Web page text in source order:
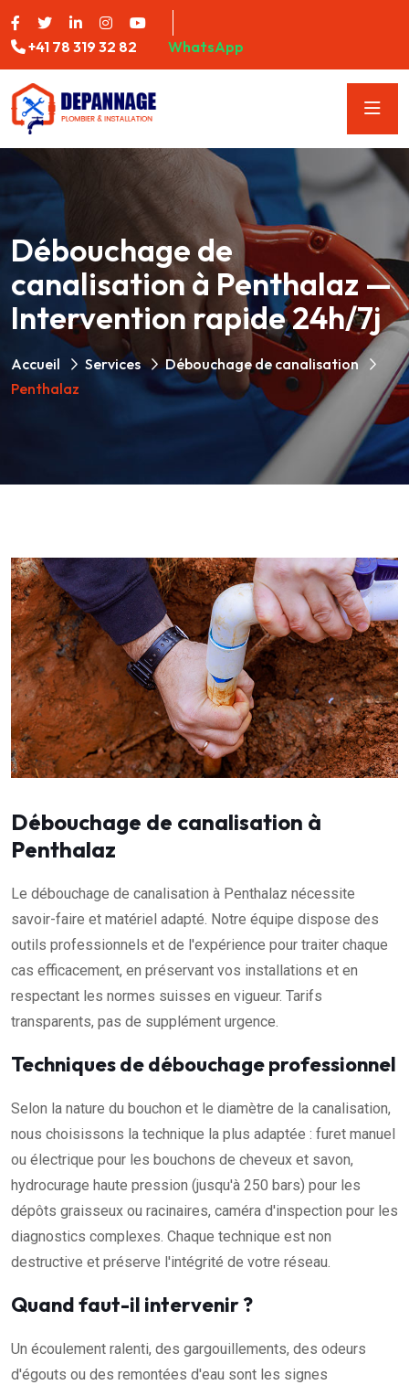
+41 78 319 32 82 WhatsApp
Débouchage de
canalisation à Penthalaz —
Intervention rapide 24h/7j
Accueil Services
Débouchage de canalisation
Penthalaz
Débouchage de canalisation à
Penthalaz
Le débouchage de canalisation à Penthalaz nécessite
savoir-faire et matériel adapté. Notre équipe dispose des
outils professionnels et de l'expérience pour traiter chaque
cas efficacement, en préservant vos installations et en
respectant les normes suisses en vigueur. Tarifs
transparents, pas de supplément urgence.
Techniques de débouchage professionnel
Selon la nature du bouchon et le diamètre de la canalisation,
nous choisissons la technique la plus adaptée : furet manuel
ou électrique pour les bouchons de cheveux et savon,
hydrocurage haute pression (jusqu'à 250 bars) pour les
dépôts graisseux ou racinaires, caméra d'inspection pour les
diagnostics complexes. Chaque technique est non
destructive et préserve l'intégrité de votre réseau.
Quand faut-il intervenir ?
Un écoulement ralenti, des gargouillements, des odeurs
d'égouts ou des remontées d'eau sont les signes